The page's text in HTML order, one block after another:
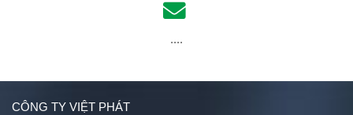
....
CÔNG TY VIỆT PHÁT